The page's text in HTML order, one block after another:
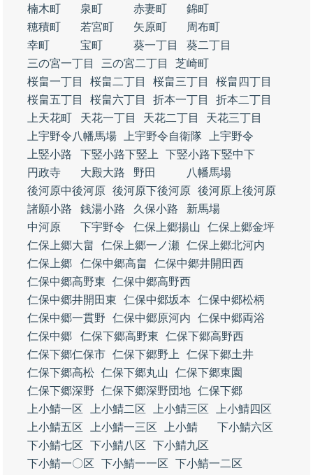
楠木町
泉町 赤妻町
錦町
穂積町
若宮町 矢原町
周布町
幸町
宝町 葵一丁目
葵二丁目
三の宮一丁目
三の宮二丁目
芝崎町
桜畠一丁目
桜畠二丁目 桜畠三丁目
桜畠四丁目
桜畠五丁目
桜畠六丁目 折本一丁目
折本二丁目
上天花町
天花一丁目 天花二丁目
天花三丁目
上宇野令八幡馬場
上宇野令自衛隊
上宇野令
上竪小路
下竪小路下竪上
下竪小路下竪中下
円政寺
大殿大路 野田
八幡馬場
後河原中後河原 後河原下後河原 後河原上後河原
諸願小路
銭湯小路 久保小路
新馬場
中河原
下宇野令 仁保上郷揚山
仁保上郷金坪
仁保上郷大畠
仁保上郷一ノ瀬 仁保上郷北河内
仁保上郷
仁保中郷高畠
仁保中郷井開田西
仁保中郷高野東
仁保中郷高野西
仁保中郷井開田東
仁保中郷坂本
仁保中郷松柄
仁保中郷一貫野
仁保中郷原河内
仁保中郷両浴
仁保中郷
仁保下郷高野東
仁保下郷高野西
仁保下郷仁保市 仁保下郷野上
仁保下郷土井
仁保下郷高松 仁保下郷丸山
仁保下郷東園
仁保下郷深野
仁保下郷深野団地 仁保下郷
上小鯖一区
上小鯖二区 上小鯖三区
上小鯖四区
上小鯖五区
上小鯖一三区 上小鯖
下小鯖六区
下小鯖七区
下小鯖八区
下小鯖九区
下小鯖一〇区
下小鯖一一区
下小鯖一二区